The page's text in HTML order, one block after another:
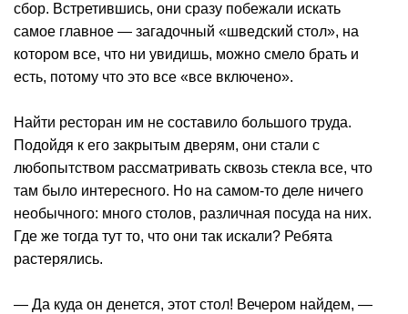
сбор. Встретившись, они сразу побежали искать
самое главное — загадочный «шведский стол», на
котором все, что ни увидишь, можно смело брать и
есть, потому что это все «все включено».
Найти ресторан им не составило большого труда.
Подойдя к его закрытым дверям, они стали с
любопытством рассматривать сквозь стекла все, что
там было интересного. Но на самом-то деле ничего
необычного: много столов, различная посуда на них.
Где же тогда тут то, что они так искали? Ребята
растерялись.
— Да куда он денется, этот стол! Вечером найдем, —